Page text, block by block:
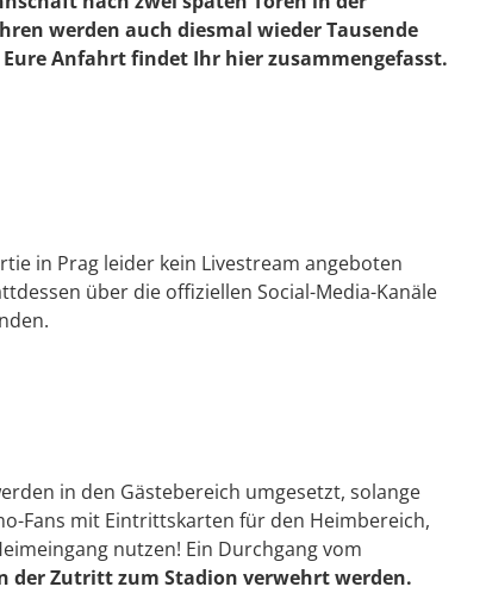
werden auch diesmal wieder Tausende
Anfahrt findet Ihr hier zusammengefasst.
in Prag leider kein Livestream angeboten
über die offiziellen Social-Media-Kanäle
in den Gästebereich umgesetzt, solange
Fans mit Eintrittskarten für den Heimbereich,
nutzen! Ein Durchgang vom
der Zutritt zum Stadion verwehrt werden.